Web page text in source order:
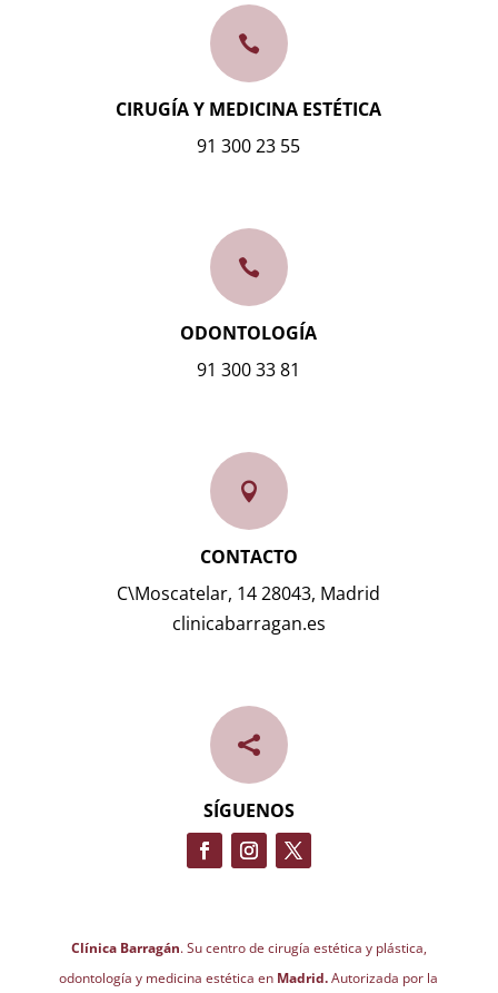

CIRUGÍA Y MEDICINA ESTÉTICA
91 300 23 55

ODONTOLOGÍA
91 300 33 81

CONTACTO
C\Moscatelar, 14 28043, Madrid
clinicabarragan.es

SÍGUENOS
Clínica Barragán. Su centro de cirugía estética y plástica,
odontología y medicina estética en Madrid.Autorizada por la